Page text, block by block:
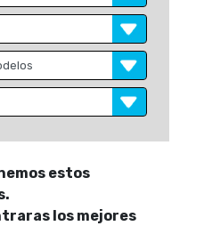
estos
los mejores